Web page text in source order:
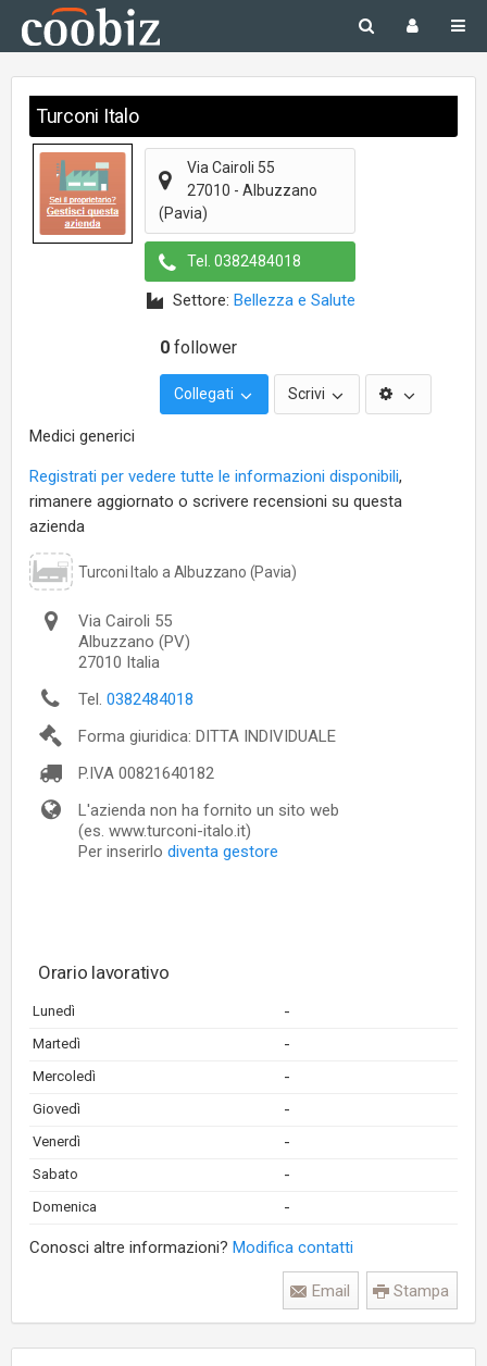
Turconi Italo
Via Cairoli 55
27010 - Albuzzano
(Pavia)
Tel. 0382484018
Settore: Bellezza e Salute
0 follower
Collegati Scrivi
Medici generici
Registrati per vedere tutte le informazioni disponibili,
rimanere aggiornato o scrivere recensioni su questa
azienda
Turconi Italo a Albuzzano (Pavia)
Via Cairoli 55
Albuzzano (PV)
27010 Italia
Tel. 0382484018
Forma giuridica: DITTA INDIVIDUALE
P.IVA 00821640182
L'azienda non ha fornito un sito web
(es. www.turconi-italo.it)
Per inserirlo diventa gestore
Orario lavorativo
Lunedì -
Martedì -
Mercoledì -
Giovedì -
Venerdì -
Sabato -
Domenica -
Conosci altre informazioni? Modifica contatti
Stampa
Email